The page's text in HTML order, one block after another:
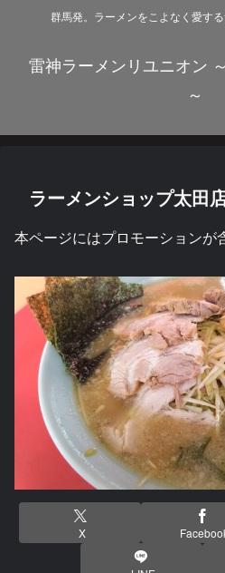
群馬発。ラーメンをこよなく愛す
雷神ラーメンリユニオン
～
ラーメンショップ太田
本ページにはプロモーションが
X